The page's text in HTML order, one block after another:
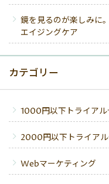
鏡を見るのが楽しみに
エイジングケア
カテゴリー
1000円以下トライアル
2000円以下トライアル
Webマーケティング